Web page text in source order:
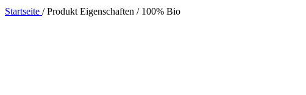
Startseite / Produkt Eigenschaften / 100% Bio